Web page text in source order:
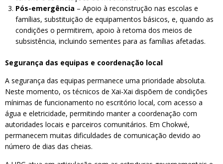
Pós-emergência – Apoio à reconstrução nas escolas e
famílias, substituição de equipamentos básicos, e, quando as
condições o permitirem, apoio à retoma dos meios de
subsistência, incluindo sementes para as famílias afetadas.
Segurança das equipas e coordenação local
A segurança das equipas permanece uma prioridade absoluta.
Neste momento, os técnicos de Xai-Xai dispõem de condições
mínimas de funcionamento no escritório local, com acesso a
água e eletricidade, permitindo manter a coordenação com
autoridades locais e parceiros comunitários. Em Chokwé,
permanecem muitas dificuldades de comunicação devido ao
número de dias das cheias.